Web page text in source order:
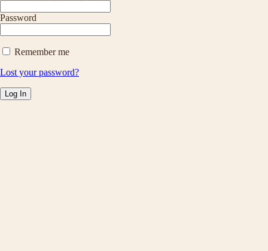
Password
Remember me
Lost your password?